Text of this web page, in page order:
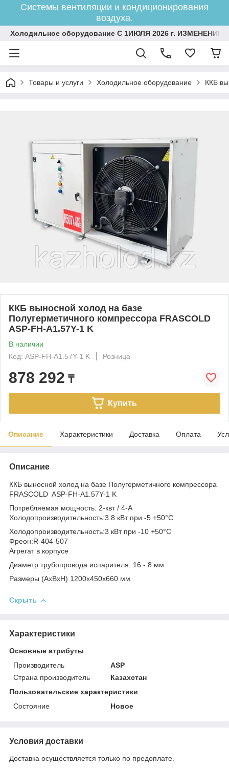
Системы вентиляции и кондиционирования
воздуха.
Холодильное оборудование С 1ИЮЛЯ 2026 г.
Товары и услуги Холодильное оборудование ККБ
ККБ выносной холод на базе
Полугерметичного компрессора FRASCOLD
ASP-FH-A1.57Y-1 K
В наличии
Код: ASP-FH-A1.57Y-1 K
Розница
878 292 ₸
Купить
Описание Характеристики Доставка Оплата
Описание
ККБ выносной холод на базе Полугерметичного компрессора
FRASCOLD ASP-FH-A1.57Y-1 K
Потребляемая мощность: 2-квт / 4-A
Холодопроизводительность:3.8 кВт при -5 +50°C
Холодопроизводительность:3 кВт при -10 +50°C
Фреон:R-404-507
Агрегат в корпусе
Диаметр трубопровода испарителя: 16 - 8 мм
Размеры (AxBxH) 1200х450х660 мм
Скрыть
Характеристики
Основные атрибуты
Производитель
ASP
Страна производитель
Казахстан
Пользовательские характеристики
Состояние
Новое
Условия доставки
Доставка осуществляется только по предоплате.